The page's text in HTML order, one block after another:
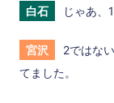
白石 じゃあ、
宮沢
2ではな
てました。